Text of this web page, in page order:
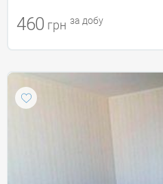
460 грн за добу